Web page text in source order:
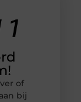
of
bij